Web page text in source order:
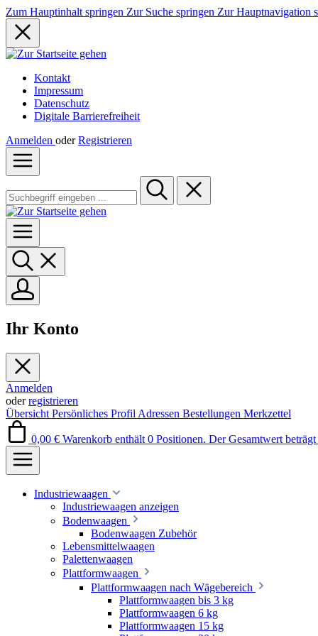
Zum Hauptinhalt springen Zur Suche springen Zur Hauptnavigation
Kontakt
Impressum
Datenschutz
Digitale Barrierefreiheit
Anmelden oder Registrieren
Ihr Konto
Anmelden
oderregistrieren
Übersicht Persönliches Profil Adressen Bestellungen Merkzettel
0,00 € Warenkorb enthält 0 Positionen. Der Gesamtwert
Industriewaagen
Industriewaagen anzeigen
Bodenwaagen
Bodenwaagen Zubehör
Lebensmittelwaagen
Palettenwaagen
Plattformwaagen
Plattformwaagen nach Wägebereich
Plattformwaagen bis 3 kg
Plattformwaagen 6 kg
Plattformwaagen 15 kg